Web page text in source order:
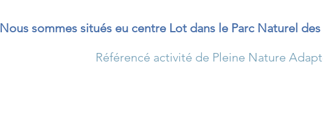
Nous sommes situés eu centre Lot dans le Parc Naturel
Référencé activité de Pleine Nature